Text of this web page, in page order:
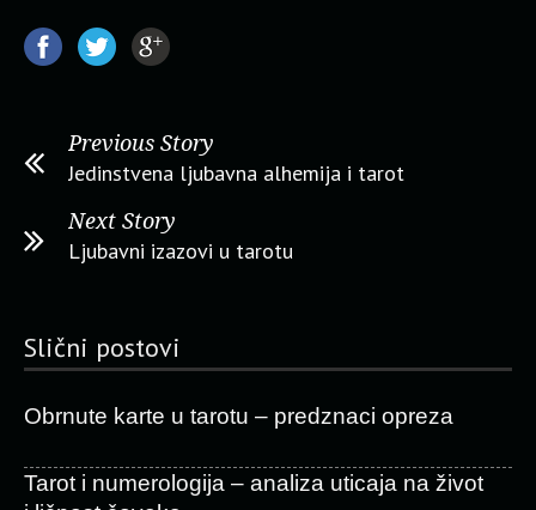
Previous Story
Jedinstvena ljubavna alhemija i tarot
Next Story
Ljubavni izazovi u tarotu
Slični postovi
Obrnute karte u tarotu – predznaci opreza
Tarot i numerologija – analiza uticaja na život